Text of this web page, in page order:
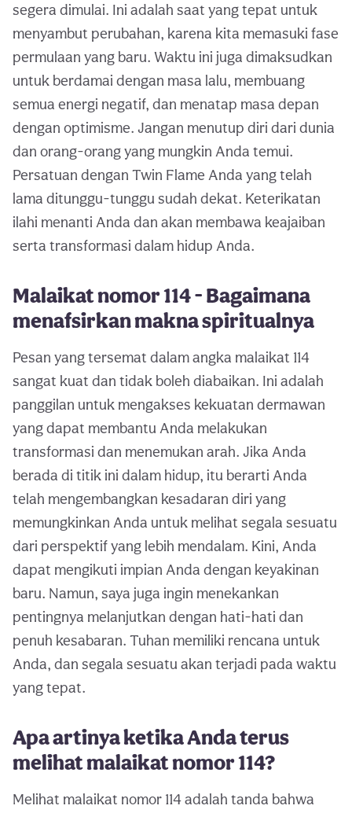
segera dimulai. Ini adalah saat yang tepat untuk
menyambut perubahan, karena kita memasuki fase
permulaan yang baru. Waktu ini juga dimaksudkan
untuk berdamai dengan masa lalu, membuang
semua energi negatif, dan menatap masa depan
dengan optimisme. Jangan menutup diri dari dunia
dan orang-orang yang mungkin Anda temui.
Persatuan dengan Twin Flame Anda yang telah
lama ditunggu-tunggu sudah dekat. Keterikatan
ilahi menanti Anda dan akan membawa keajaiban
serta transformasi dalam hidup Anda.
Malaikat nomor 114 - Bagaimana
menafsirkan makna spiritualnya
Pesan yang tersemat dalam angka malaikat 114
sangat kuat dan tidak boleh diabaikan. Ini adalah
panggilan untuk mengakses kekuatan dermawan
yang dapat membantu Anda melakukan
transformasi dan menemukan arah. Jika Anda
berada di titik ini dalam hidup, itu berarti Anda
telah mengembangkan kesadaran diri yang
memungkinkan Anda untuk melihat segala sesuatu
dari perspektif yang lebih mendalam. Kini, Anda
dapat mengikuti impian Anda dengan keyakinan
baru. Namun, saya juga ingin menekankan
pentingnya melanjutkan dengan hati-hati dan
penuh kesabaran. Tuhan memiliki rencana untuk
Anda, dan segala sesuatu akan terjadi pada waktu
yang tepat.
Apa artinya ketika Anda terus
melihat malaikat nomor 114?
Melihat malaikat nomor 114 adalah tanda bahwa